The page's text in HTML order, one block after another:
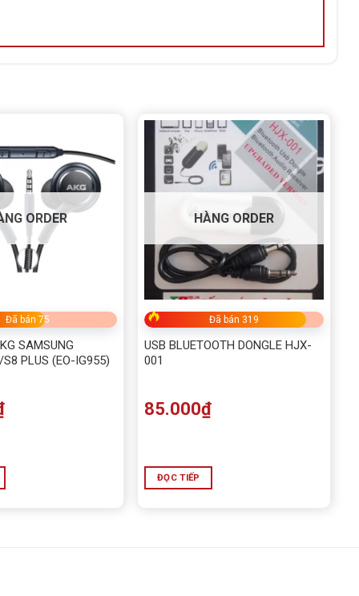
ORDER
Đã bán 75
SAMSUNG
PLUS (EO-IG955)
HÀNG ORDER
Đã bán 319
USB BLUETOOTH DONGLE HJX-
001
85.000₫
ĐỌC TIẾP